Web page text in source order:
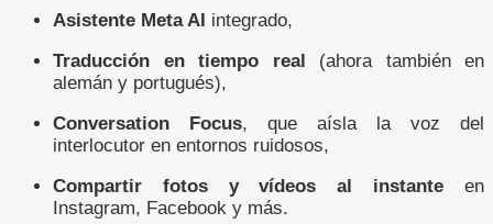
Asistente Meta AI integrado,
Traducción en tiempo real (ahora también en
alemán y portugués),
Conversation Focus, que aísla la voz del
interlocutor en entornos ruidosos,
Compartir fotos y vídeos al instante en
Instagram, Facebook y más.